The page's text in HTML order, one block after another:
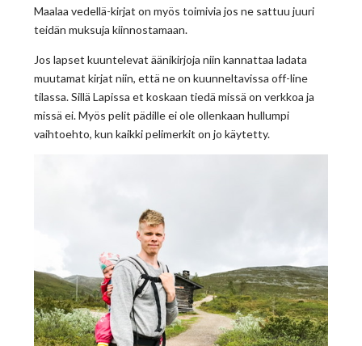
Maalaa vedellä-kirjat on myös toimivia jos ne sattuu juuri
teidän muksuja kiinnostamaan.
Jos lapset kuuntelevat äänikirjoja niin kannattaa ladata
muutamat kirjat niin, että ne on kuunneltavissa off-line
tilassa. Sillä Lapissa et koskaan tiedä missä on verkkoa ja
missä ei. Myös pelit pädille ei ole ollenkaan hullumpi
vaihtoehto, kun kaikki pelimerkit on jo käytetty.